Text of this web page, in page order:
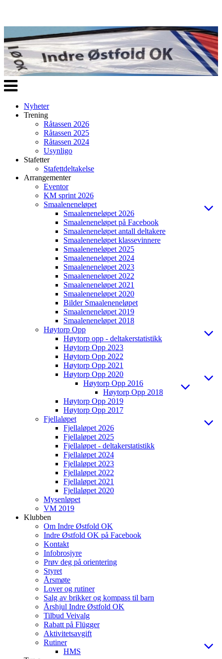
Veksle
navigasjon
Nyheter
Trening
Råtassen 2026
Råtassen 2025
Råtassen 2024
Usynligo
Stafetter
Stafettdeltakelse
Arrangementer
Eventor
KM sprint 2026
Smaaleneneløpet
Smaaleneneløpet 2026
Smaaleneneløpet på Facebook
Smaaleneneløpet antall deltakere
Smaaleneneløpet klassevinnere
Smaaleneneløpet 2025
Smaaleneneløpet 2024
Smaaleneneløpet 2023
Smaaleneneløpet 2022
Smaaleneneløpet 2021
Smaaleneneløpet 2020
Bilder Smaaleneneløpet
Smaaleneneløpet 2019
Smaaleneneløpet 2018
Høytorp Opp
Høytorp opp - deltakerstatistikk
Høytorp Opp 2023
Høytorp Opp 2022
Høytorp Opp 2021
Høytorp Opp 2020
Høytorp Opp 2016
Høytorp Opp 2018
Høytorp Opp 2019
Høytorp Opp 2017
Fjellaløpet
Fjellaløpet 2026
Fjellaløpet 2025
Fjellaløpet - deltakerstatistikk
Fjellaløpet 2024
Fjellaløpet 2023
Fjellaløpet 2022
Fjellaløpet 2021
Fjellaløpet 2020
Mysenløpet
VM 2019
Klubben
Om Indre Østfold OK
Indre Østfold OK på Facebook
Kontakt
Infobrosjyre
Prøv deg på orientering
Styret
Årsmøte
Lover og rutiner
Salg av brikker og kompass til barn
Årshjul Indre Østfold OK
Tilbud Veivalg
Rabatt på Flügger
Aktivitetsavgift
Rutiner
HMS